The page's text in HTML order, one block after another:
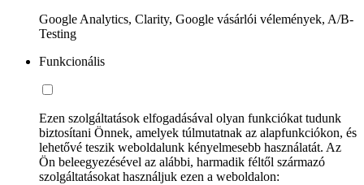
Google Analytics, Clarity, Google vásárlói vélemények, A/B-
Testing
Funkcionális
Ezen szolgáltatások elfogadásával olyan funkciókat tudunk
biztosítani Önnek, amelyek túlmutatnak az alapfunkciókon, és
lehetővé teszik weboldalunk kényelmesebb használatát. Az
Ön beleegyezésével az alábbi, harmadik féltől származó
szolgáltatásokat használjuk ezen a weboldalon: